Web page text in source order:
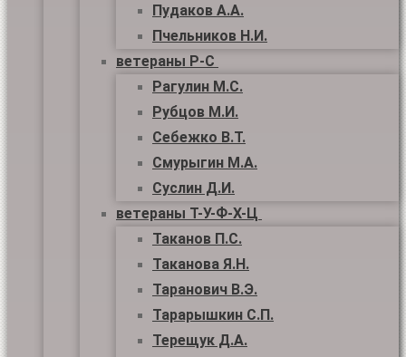
Пудаков А.А.
Пчельников Н.И.
ветераны Р-С
Рагулин М.С.
Рубцов М.И.
Себежко В.Т.
Смурыгин М.А.
Суслин Д.И.
ветераны Т-У-Ф-Х-Ц
Таканов П.С.
Таканова Я.Н.
Таранович В.Э.
Тарарышкин С.П.
Терещук Д.А.